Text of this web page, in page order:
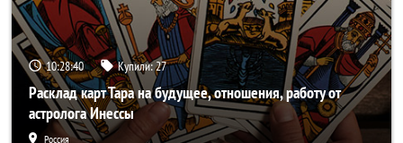
10:28:37 Купили:27
Расклад карт Тара на будущее, отношения, работу от
астролога Инессы
Россия